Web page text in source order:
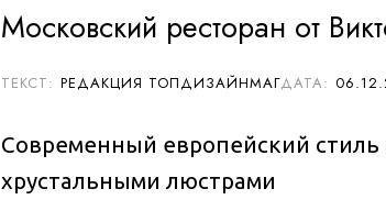
Московский ресторан от
РЕДАКЦИЯ ТОПДИЗАЙНМАГ
Современный европейский стиль
хрустальными люстрами